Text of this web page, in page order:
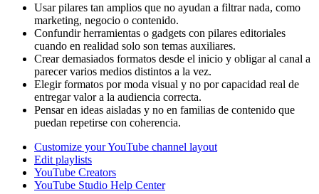
Usar pilares tan amplios que no ayudan a filtrar nada, como
marketing, negocio o contenido.
Confundir herramientas o gadgets con pilares editoriales
cuando en realidad solo son temas auxiliares.
Crear demasiados formatos desde el inicio y obligar al canal a
parecer varios medios distintos a la vez.
Elegir formatos por moda visual y no por capacidad real de
entregar valor a la audiencia correcta.
Pensar en ideas aisladas y no en familias de contenido que
puedan repetirse con coherencia.
Customize your YouTube channel layout
Edit playlists
YouTube Creators
YouTube Studio Help Center